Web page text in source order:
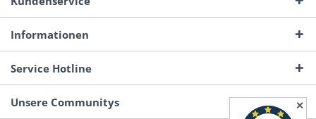
Informationen
Service Hotline
Unsere Communitys ✕